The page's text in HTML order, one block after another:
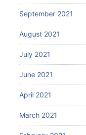
September 2021
August 2021
July 2021
June 2021
April 2021
March 2021